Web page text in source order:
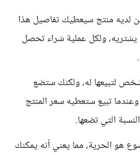
لديه منتج سيعطيك تفاصيل هذا
ولكل عملية شراء تحصل
لتبيعها له، ولكنك ستضع
تبيع ستعطيه سعر المنتج
التي تضعها.
هو الحرية، مما يعني أنه يمكنك